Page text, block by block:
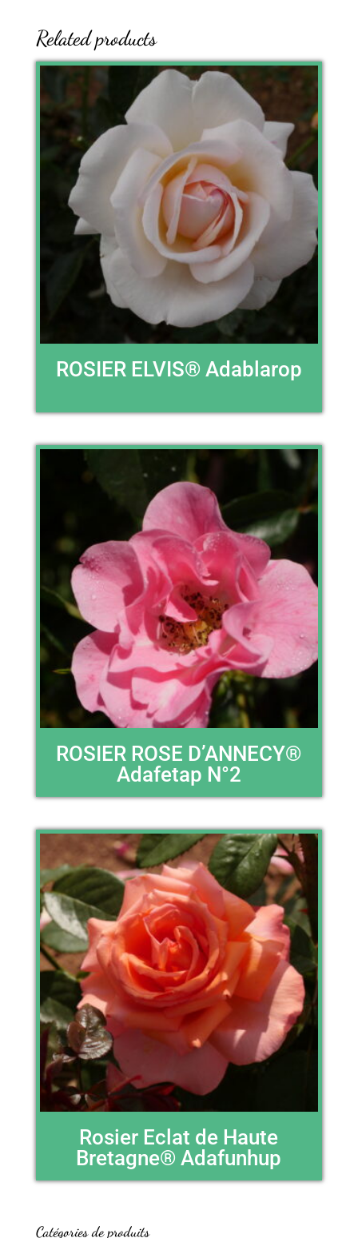
Related products
ROSIER ELVIS® Adablarop
ROSIER ROSE D’ANNECY®
Adafetap N°2
Rosier Eclat de Haute
Bretagne® Adafunhup
Catégories de produits